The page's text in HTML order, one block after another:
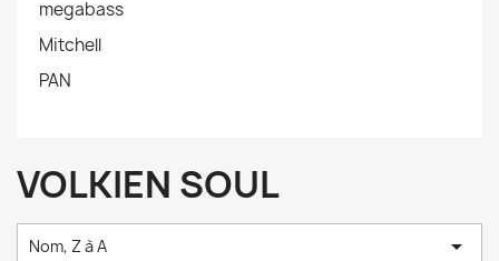
megabass
Mitchell
PAN
VOLKIEN SOUL
Nom, Z à A 